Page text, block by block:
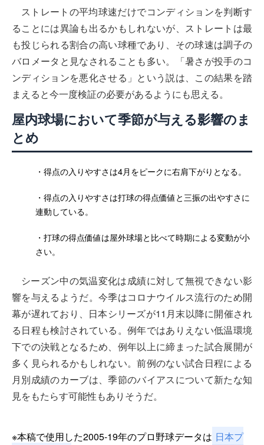
ストレートの平均球速だけでコンディションを判断す
ることには異論も出るかもしれないが、ストレートは最
も投じられる割合の高い球種であり、その球速は調子の
バロメータと見なされることも多い。「暑さが投手のコ
ンディションを悪化させる」という説は、この結果を踏
まえると今一度検証の必要があるようにも思える。
屋内球場において季節が与える影響のま
とめ
・得点の入りやすさは4月をピークに右肩下がりとなる。
・得点の入りやすさは打球の得点価値と三振の出やすさに
連動している。
・打球の得点価値は屋外球場と比べて時期による変動が小
さい。
シーズン中の気温変化は成績に対して無視できない影
響を与えるようだ。今季はコロナウイルス流行のため開
幕が遅れており、日本シリーズが11月末以降に開催され
る日程も検討されている。例年ではありえない低温環境
下での決戦となるため、例年以上に締まった試合展開が
多く見られるかもしれない。前例のない試合日程による
月別成績のカーブは、季節のバイアスについて新たな知
見をもたらす可能性もありそうだ。
※本稿で使用した2005-19年のプロ野球データは 日本プ